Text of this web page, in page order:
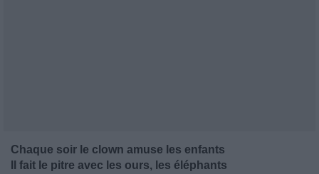
Chaque soir le clown amuse les enfants
Il fait le pitre avec les ours, les éléphants